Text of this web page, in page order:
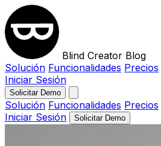
Blind Creator Blog
Solución Funcionalidades Precios
Iniciar Sesión
Solicitar Demo
Solución Funcionalidades Precios
Iniciar Sesión
Solicitar Demo